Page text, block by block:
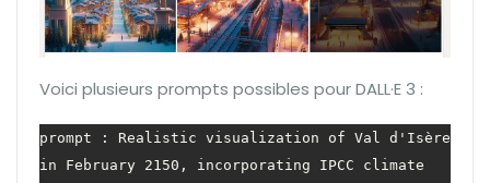
Voici plusieurs prompts possibles pour DALL·E 3 :
prompt : Realistic visualization of Val d'Isère
in February 2150, incorporating IPCC climate